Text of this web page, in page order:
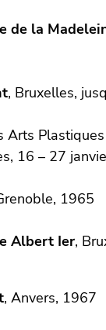
de la
, Bruxelles,
Arts
16 – 27
1965
Albert Ier,
, Anvers, 1967